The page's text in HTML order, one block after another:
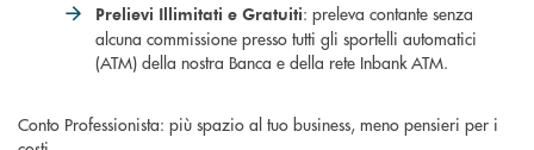
Prelievi Illimitati e Gratuiti: preleva contante senza
alcuna commissione presso tutti gli sportelli automatici
(ATM) della nostra Banca e della rete Inbank ATM.
Conto Professionista: più spazio al tuo business, meno pensieri per i